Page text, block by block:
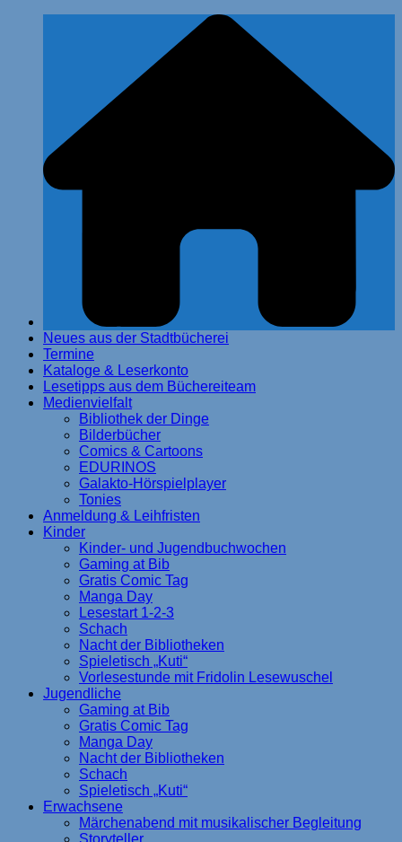
Neues aus der Stadtbücherei
Termine
Kataloge & Leserkonto
Lesetipps aus dem Büchereiteam
Medienvielfalt
Bibliothek der Dinge
Bilderbücher
Comics & Cartoons
EDURINOS
Galakto-Hörspielplayer
Tonies
Anmeldung & Leihfristen
Kinder
Kinder- und Jugendbuchwochen
Gaming at Bib
Gratis Comic Tag
Manga Day
Lesestart 1-2-3
Schach
Nacht der Bibliotheken
Spieletisch „Kuti“
Vorlesestunde mit Fridolin Lesewuschel
Jugendliche
Gaming at Bib
Gratis Comic Tag
Manga Day
Nacht der Bibliotheken
Schach
Spieletisch „Kuti“
Erwachsene
Märchenabend mit musikalischer Begleitung